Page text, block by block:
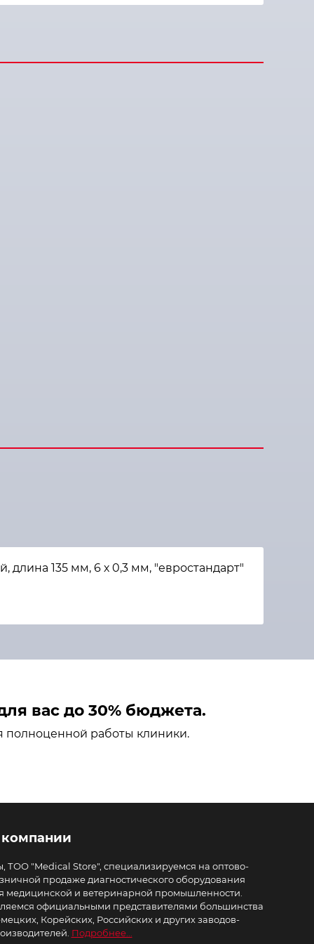
135 мм, 6 х 0,3 мм, "евростандарт"
вас до 30% бюджета.
полноценной работы клиники.
ТОО "Medical Store", специализируемся на оптово-
продаже диагностического оборудования
медицинской и ветеринарной промышленности.
официальными представителями большинства
Корейских, Российских и других заводов-
Подробнее...